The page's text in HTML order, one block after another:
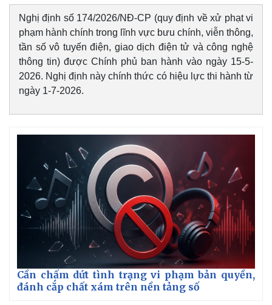
Nghị định số 174/2026/NĐ-CP (quy định về xử phạt vi
phạm hành chính trong lĩnh vực bưu chính, viễn thông,
tần số vô tuyến điện, giao dịch điện tử và công nghệ
thông tin) được Chính phủ ban hành vào ngày 15-5-
2026. Nghị định này chính thức có hiệu lực thi hành từ
ngày 1-7-2026.
Cần chấm dứt tình trạng vi phạm bản quyền,
đánh cắp chất xám trên nền tảng số